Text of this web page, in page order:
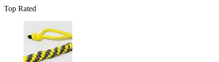
Top Rated